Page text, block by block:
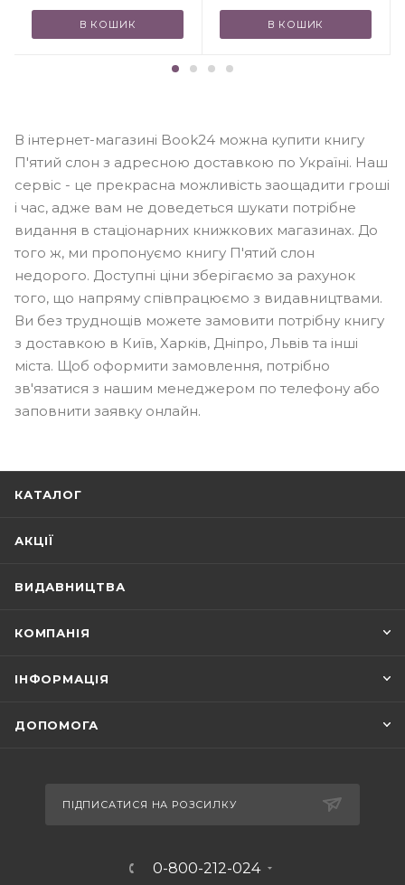
В КОШИК В КОШИК
В інтернет-магазині Book24 можна купити книгу
П'ятий слон з адресною доставкою по Україні. Наш
сервіс - це прекрасна можливість заощадити гроші
і час, адже вам не доведеться шукати потрібне
видання в стаціонарних книжкових магазинах. До
того ж, ми пропонуємо книгу П'ятий слон
недорого. Доступні ціни зберігаємо за рахунок
того, що напряму співпрацюємо з видавництвами.
Ви без труднощів можете замовити потрібну книгу
з доставкою в Київ, Харків, Дніпро, Львів та інші
міста. Щоб оформити замовлення, потрібно
зв'язатися з нашим менеджером по телефону або
заповнити заявку онлайн.
КАТАЛОГ
АКЦІЇ
ВИДАВНИЦТВА
КОМПАНІЯ
ІНФОРМАЦІЯ
ДОПОМОГА
ПІДПИСАТИСЯ НА РОЗСИЛКУ
0-800-212-024